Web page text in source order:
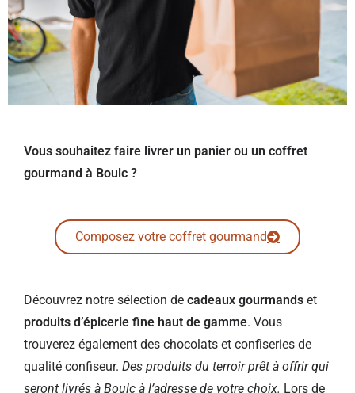
Vous souhaitez faire livrer un panier ou un coffret
gourmand à Boulc ?
Composez votre coffret gourmand
Découvrez notre sélection de cadeaux gourmands et
produits d’épicerie fine haut de gamme. Vous
trouverez également des chocolats et confiseries de
qualité confiseur. Des produits du terroir prêt à offrir qui
seront livrés à Boulc à l’adresse de votre choix. Lors de